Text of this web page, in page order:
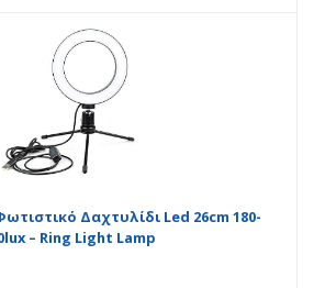
Δαχτυλίδι Led 26cm 180-
– Ring Light Lamp